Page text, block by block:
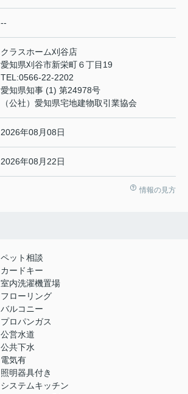
--
クラスホーム刈谷店
愛知県刈谷市新栄町６丁目19
TEL:0566-22-2202
愛知県知事 (1) 第24978号
（公社）愛知県宅地建物取引業協会
2026年08月08日
2026年08月22日
情報の見方
ペット相談
カードキー
室内洗濯機置場
フローリング
バルコニー
プロパンガス
公営水道
公共下水
電気有
照明器具付き
システムキッチン